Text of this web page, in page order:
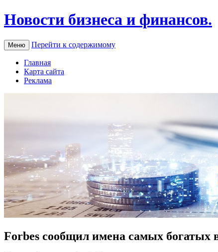
Новости бизнеса и финансов.
Меню Перейти к содержимому
Главная
Карта сайта
Реклама
Forbes сообщил имена самых